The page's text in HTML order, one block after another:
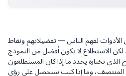
الأدوات لفهم الناس — تفضيلاتهم ونقاط
لكن الاستطلاع لا يكون أفضل من النموذج
الذي تختاره يحدد ما إذا كان المستطلعون
المنتصف، وما إذا كنت ستحصل على رؤى